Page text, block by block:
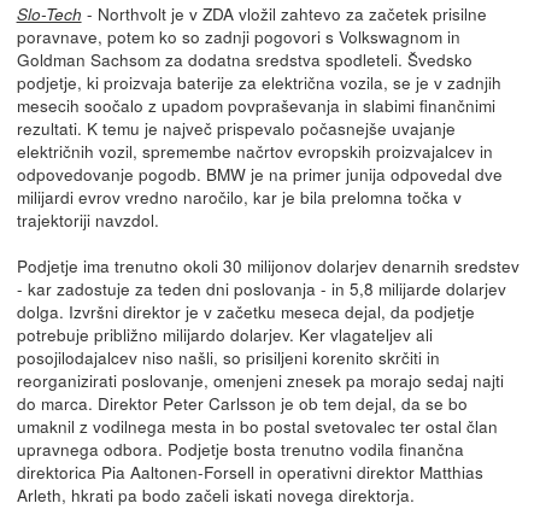
Slo-Tech - Northvolt je v ZDA vložil zahtevo za začetek prisilne
poravnave, potem ko so zadnji pogovori s Volkswagnom in
Goldman Sachsom za dodatna sredstva spodleteli. Švedsko
podjetje, ki proizvaja baterije za električna vozila, se je v zadnjih
mesecih soočalo z upadom povpraševanja in slabimi finančnimi
rezultati. K temu je največ prispevalo počasnejše uvajanje
električnih vozil, spremembe načrtov evropskih proizvajalcev in
odpovedovanje pogodb. BMW je na primer junija odpovedal dve
milijardi evrov vredno naročilo, kar je bila prelomna točka v
trajektoriji navzdol.
Podjetje ima trenutno okoli 30 milijonov dolarjev denarnih sredstev
- kar zadostuje za teden dni poslovanja - in 5,8 milijarde dolarjev
dolga. Izvršni direktor je v začetku meseca dejal, da podjetje
potrebuje približno milijardo dolarjev. Ker vlagateljev ali
posojilodajalcev niso našli, so prisiljeni korenito skrčiti in
reorganizirati poslovanje, omenjeni znesek pa morajo sedaj najti
do marca. Direktor Peter Carlsson je ob tem dejal, da se bo
umaknil z vodilnega mesta in bo postal svetovalec ter ostal član
upravnega odbora. Podjetje bosta trenutno vodila finančna
direktorica Pia Aaltonen-Forsell in operativni direktor Matthias
Arleth, hkrati pa bodo začeli iskati novega direktorja.